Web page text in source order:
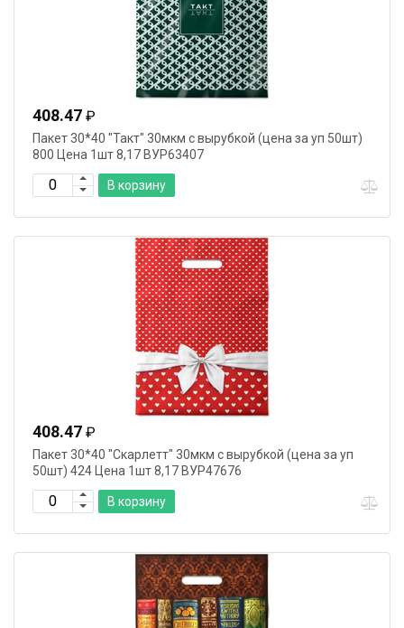
408.47 ₽
Пакет 30*40 "Такт" 30мкм с вырубкой (цена за уп 50шт)
800 Цена 1шт 8,17 ВУР63407
В корзину
408.47 ₽
Пакет 30*40 "Скарлетт" 30мкм с вырубкой (цена за уп
50шт) 424 Цена 1шт 8,17 ВУР47676
В корзину